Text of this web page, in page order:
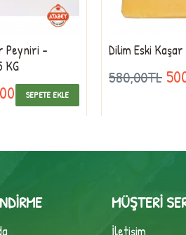
Peyniri -
KG
SEPETE EKLE
Dilim Eski Kaşar
580,00TL
MÜŞTERI
İletişim